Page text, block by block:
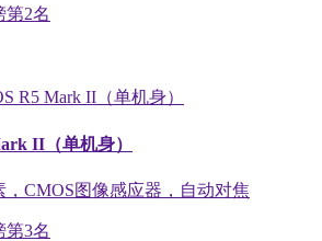
第2名
II（单机身）
，CMOS图像感应器，自动对焦
第3名